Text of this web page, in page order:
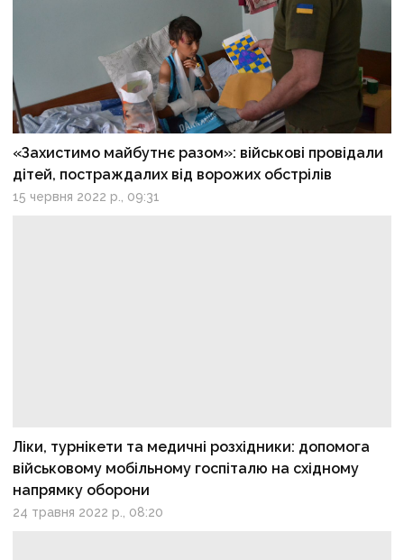
«Захистимо майбутнє разом»: військові провідали
дітей, постраждалих від ворожих обстрілів
15 червня 2022 р., 09:31
Ліки, турнікети та медичні розхідники: допомога
військовому мобільному госпіталю на східному
напрямку оборони
24 травня 2022 р., 08:20